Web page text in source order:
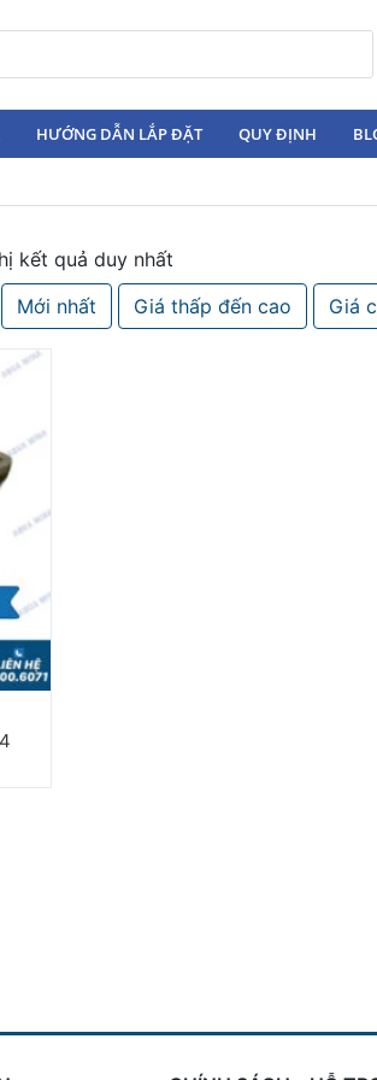
HƯỚNG DẪN LẮP ĐẶT QUY ĐỊNH
kết quả duy nhất
Mới nhất Giá thấp đến cao Giá